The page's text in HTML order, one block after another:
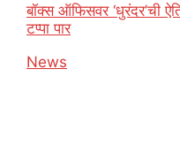
बॉक्स ऑफिसवर ‘धुरंदर’ची
टप्पा पार
In relation to
News